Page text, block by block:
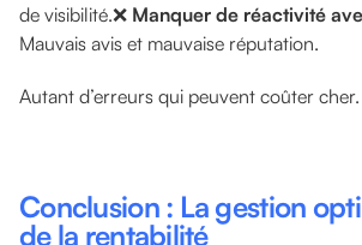
de visibilité.❌ Manquer de réactivité
Mauvais avis et mauvaise réputation.
Autant d’erreurs qui peuvent coûter cher.
Conclusion : La gestion
de la rentabilité